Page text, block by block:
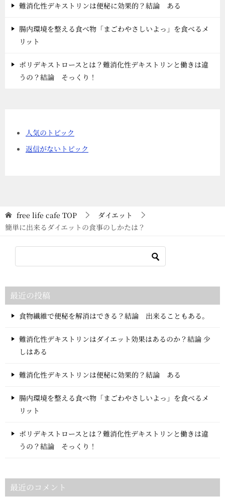
難消化性デキストリンは便秘に効果的？結論 ある
腸内環境を整える食べ物「まごわやさしいよっ」を食べるメ
リット
ポリデキストロースとは？難消化性デキストリンと働きは違
うの？結論 そっくり！
人気のトピック
返信がないトピック
free life cafe TOP
ダイエット
簡単に出来るダイエットの食事のしかたは？
最近の投稿
食物繊維で便秘を解消はできる？結論 出来ることもある。
難消化性デキストリンはダイエット効果はあるのか？結論 少
しはある
難消化性デキストリンは便秘に効果的？結論 ある
腸内環境を整える食べ物「まごわやさしいよっ」を食べるメ
リット
ポリデキストロースとは？難消化性デキストリンと働きは違
うの？結論 そっくり！
最近のコメント